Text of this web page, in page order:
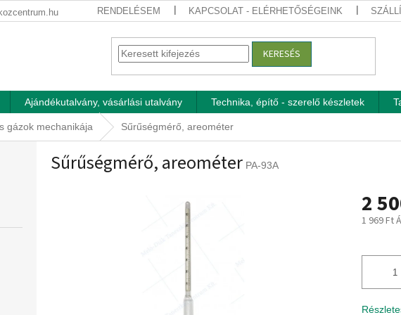
RENDELÉSEM KAPCSOLAT - ELÉRHETŐSÉGEINK
KERESÉS
Ajándékutalvány, vásárlási utalvány Technika, építő - szerelő készletek
gázok mechanikája Sűrűségmérő, areométer
Sűrűségmérő, areométer PA-93A
2
1 969 Ft